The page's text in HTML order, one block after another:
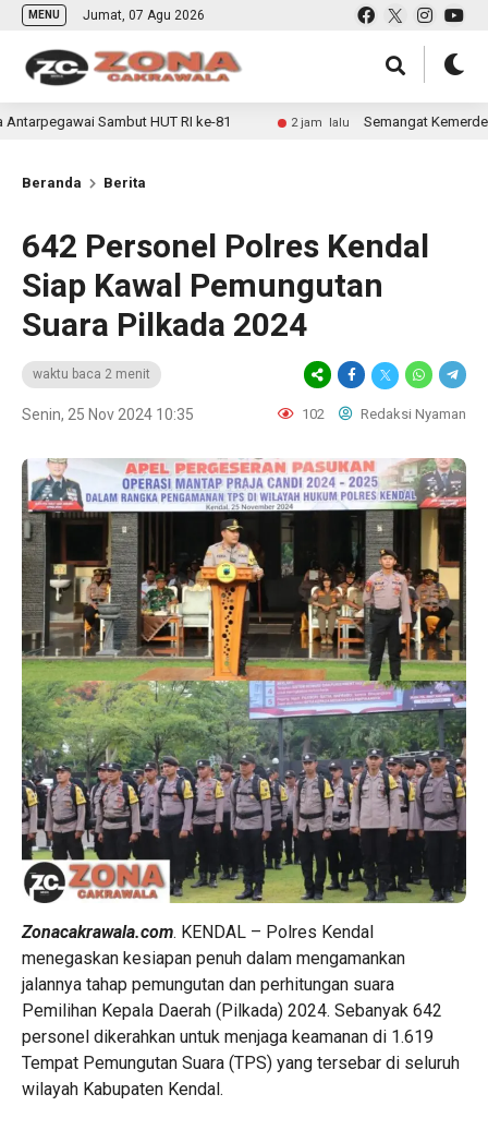
MENU Jumat, 07 Agu 2026
HUT RI ke-81 2 jam lalu Semangat Kemerdekaan
Beranda Berita
642 Personel Polres Kendal
Siap Kawal Pemungutan
Suara Pilkada 2024
waktu baca 2 menit
Senin, 25 Nov 2024 10:35 102 Redaksi Nyaman
Zonacakrawala.com. KENDAL – Polres Kendal
menegaskan kesiapan penuh dalam mengamankan
jalannya tahap pemungutan dan perhitungan suara
Pemilihan Kepala Daerah (Pilkada) 2024. Sebanyak 642
personel dikerahkan untuk menjaga keamanan di 1.619
Tempat Pemungutan Suara (TPS) yang tersebar di seluruh
wilayah Kabupaten Kendal.